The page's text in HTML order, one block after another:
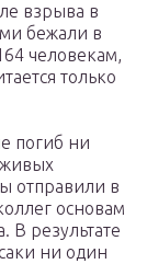
взрыва в
бежали в
человекам,
только
погиб ни
отправили в
основам
В результате
ни один